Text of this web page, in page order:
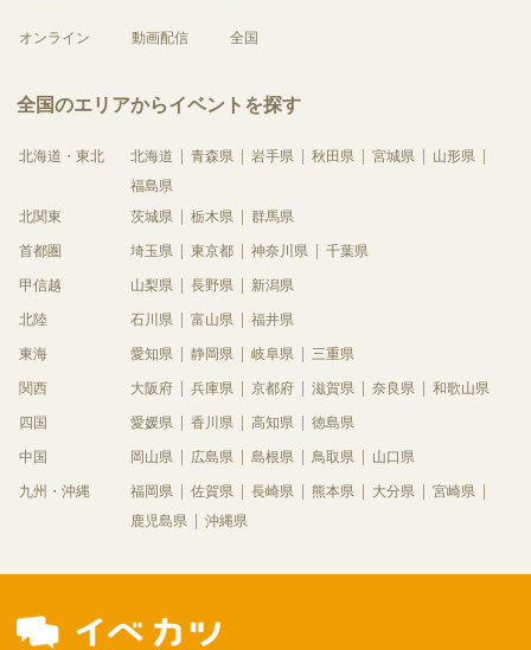
オンライン 動画配信 全国
全国のエリアからイベントを探す
北海道・東北 北海道 青森県 岩手県 秋田県 宮城県
山形県
福島県
北関東
茨城県 栃木県 群馬県
首都圏 埼玉県 東京都 神奈川県 千葉県
甲信越 山梨県 長野県 新潟県
北陸 石川県 富山県 福井県
東海 愛知県 静岡県 岐阜県 三重県
関西 大阪府 兵庫県 京都府 滋賀県 奈良県 和歌山県
四国 愛媛県 香川県 高知県 徳島県
中国 岡山県 広島県 島根県 鳥取県 山口県
九州・沖縄 福岡県 佐賀県 長崎県 熊本県 大分県
宮崎県
鹿児島県
沖縄県